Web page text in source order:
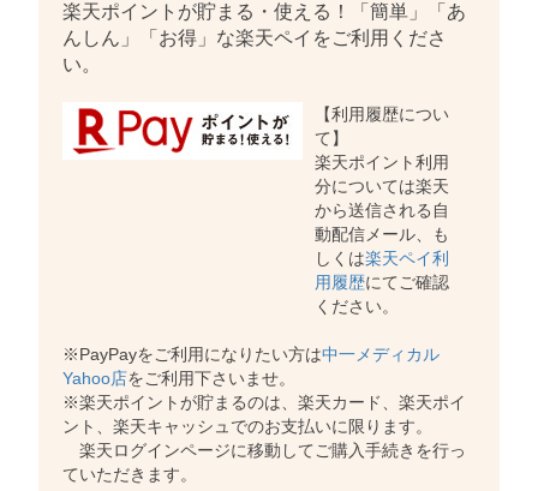
楽天ポイントが貯まる・使える！「簡単」「あ
んしん」「お得」な楽天ペイをご利用くださ
い。
【利用履歴につい
て】
楽天ポイント利用
分については楽天
から送信される自
動配信メール、も
しくは楽天ペイ利
用履歴にてご確認
ください。
※PayPayをご利用になりたい方は中一メディカル
Yahoo店をご利用下さいませ。
※楽天ポイントが貯まるのは、楽天カード、楽天ポイ
ント、楽天キャッシュでのお支払いに限ります。
楽天ログインページに移動してご購入手続きを行っ
ていただきます。